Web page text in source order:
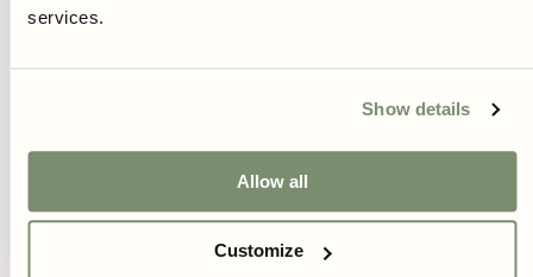
services.
Show details
Allow all
Customize
Slut i lager Slut i lager
Normalpris
199 kr